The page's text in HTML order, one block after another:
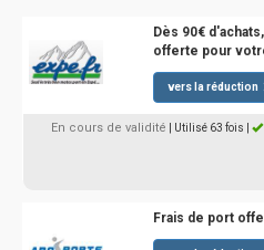
Dès 90€
offerte pour
vers la réduction
En cours de validité | Utilisé 63 fois
Frais de port